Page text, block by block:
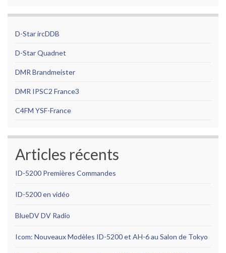
D-Star ircDDB
D-Star Quadnet
DMR Brandmeister
DMR IPSC2 France3
C4FM YSF-France
Articles récents
ID-5200 Premières Commandes
ID-5200 en vidéo
BlueDV DV Radio
Icom: Nouveaux Modèles ID-5200 et AH-6 au Salon de Tokyo